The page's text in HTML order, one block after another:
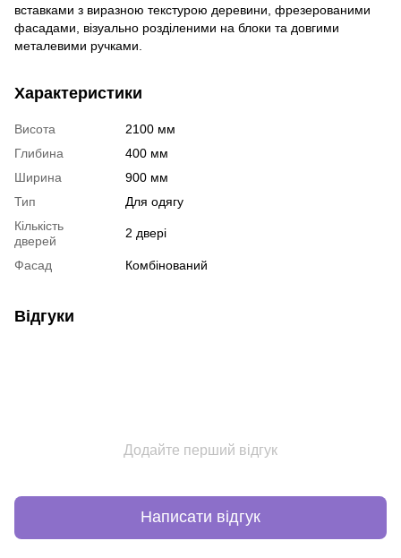
вставками з виразною текстурою деревини, фрезерованими
фасадами, візуально розділеними на блоки та довгими
металевими ручками.
Характеристики
Висота
2100 мм
Глибина
400 мм
Ширина
900 мм
Тип
Для одягу
Кількість
дверей
2 двері
Фасад Комбінований
Відгуки
Додайте перший відгук
Написати відгук